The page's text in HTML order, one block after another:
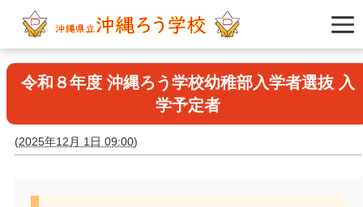
令和８年度 沖縄ろう学校幼稚部入学者選抜 入
学予定者
(2025年12月 1日 09:00)